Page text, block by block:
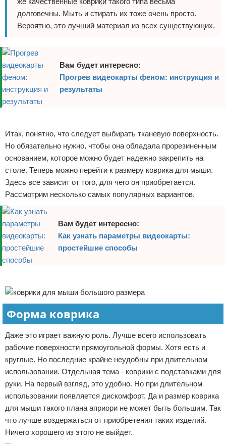
долговечны. Мыть и стирать их тоже очень просто.
Вероятно, это лучший материал из всех существующих.
Вам будет интересно:
Прогрев видеокарты феном: инструкция и
результаты
Итак, понятно, что следует выбирать тканевую поверхность.
Но обязательно нужно, чтобы она обладала прорезиненным
основанием, которое можно будет надежно закрепить на
столе. Теперь можно перейти к размеру коврика для мыши.
Здесь все зависит от того, для чего он приобретается.
Рассмотрим несколько самых популярных вариантов.
Вам будет интересно:
Как узнать параметры видеокарты:
простейшие способы
Форма коврика
Даже это играет важную роль. Лучше всего использовать
рабочие поверхности прямоугольной формы. Хотя есть и
круглые. Но последние крайне неудобны при длительном
использовании. Отдельная тема - коврики с подставками для
руки. На первый взгляд, это удобно. Но при длительном
использовании появляется дискомфорт. Да и размер коврика
для мыши такого плана априори не может быть большим. Так
что лучше воздержаться от приобретения таких изделий.
Ничего хорошего из этого не выйдет.